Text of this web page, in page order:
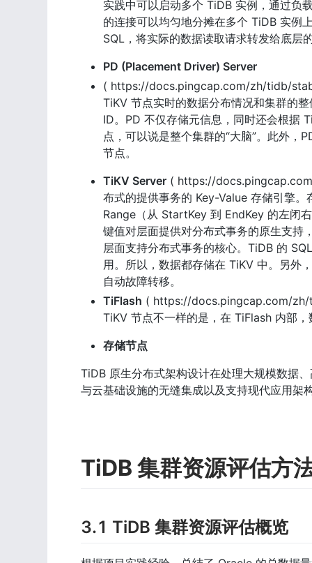
实践中可以启动多个 TiDB 实例，通过负
的连接可以均匀地分摊在多个 TiDB 实例
SQL，将实际的数据读取请求转发给底层
PD (Placement Driver) Server
( https://docs.pingcap.com/zh/tidb/
TiKV 节点实时的数据分布情况和集群的
ID。PD 不仅存储元信息，同时还会根据
点，可以说是整个集群的“大脑”。此外
节点。
TiKV Server ( https://
布式的提供事务的 Key-Value 存储引擎
Range（从 StartKey 到 EndKey 的左闭
键值对层面提供对分布式事务的原生支
层面支持分布式事务的核心。TiDB 的
用。所以，数据都存储在 TiKV 中。另外
自动故障转移。
TiFlash ( https://docs.pingcap.com/zh/
TiKV 节点不一样的是，在 TiFlash 内部
存储节点
TiDB 原生分布式架构设计在处理大规模数据
与云基础设施的无缝集成以及支持现代应用架
TiDB 集群资源评估方
3.1 TiDB 集群资源评估概览